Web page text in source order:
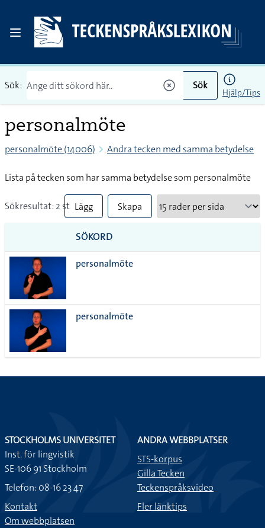
Sök: Sök
Hjälp/Tips
personalmöte
personalmöte (14006) Andra tecken med samma betydelse
Lista på tecken som har samma betydelse som personalmöte
Sökresultat: 2 st Lägg
till
alla i
Skapa
SÖKORD
personalmöte
personalmöte
STOCKHOLMS UNIVERSITET
Inst. för lingvistik
SE-106 91 Stockholm
Telefon: 08-16 23 47
Kontakt
Om webbplatsen
ANDRA WEBBPLATSER
STS-korpus
Gilla Tecken
Teckenspråksvideo
Fler länktips